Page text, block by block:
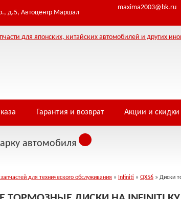
д.5, Автоцентр Маршал
maxima2003@bk.ru
Гарантия и возврат Акции и скидки
автомобиля
для технического обслуживания » Infiniti » QX56 » Диски